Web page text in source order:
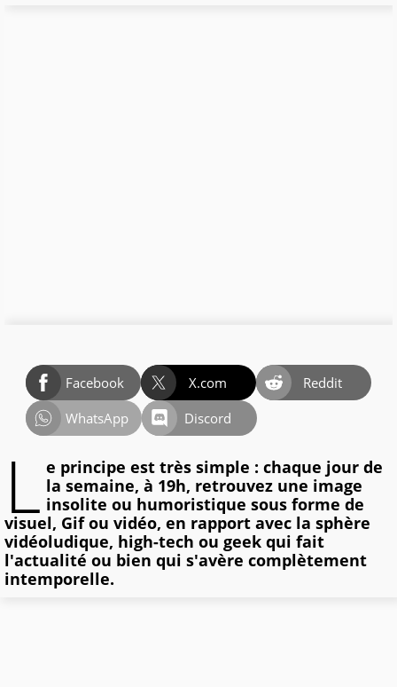
Facebook X.com
Reddit
WhatsApp
Discord
L e principe est très simple : chaque jour de
la semaine, à 19h, retrouvez une image
insolite ou humoristique sous forme de
visuel, Gif ou vidéo, en rapport avec la sphère
vidéoludique, high-tech ou geek qui fait
l'actualité ou bien qui s'avère complètement
intemporelle.